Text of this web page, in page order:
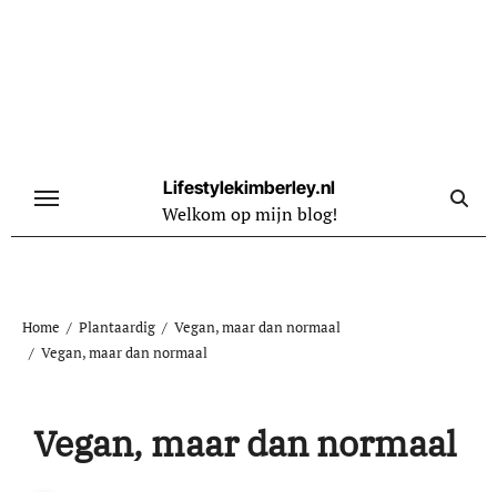
Lifestylekimberley.nl
Welkom op mijn blog!
Home Plantaardig
Vegan, maar dan normaal
Vegan, maar dan normaal
Vegan, maar dan normaal